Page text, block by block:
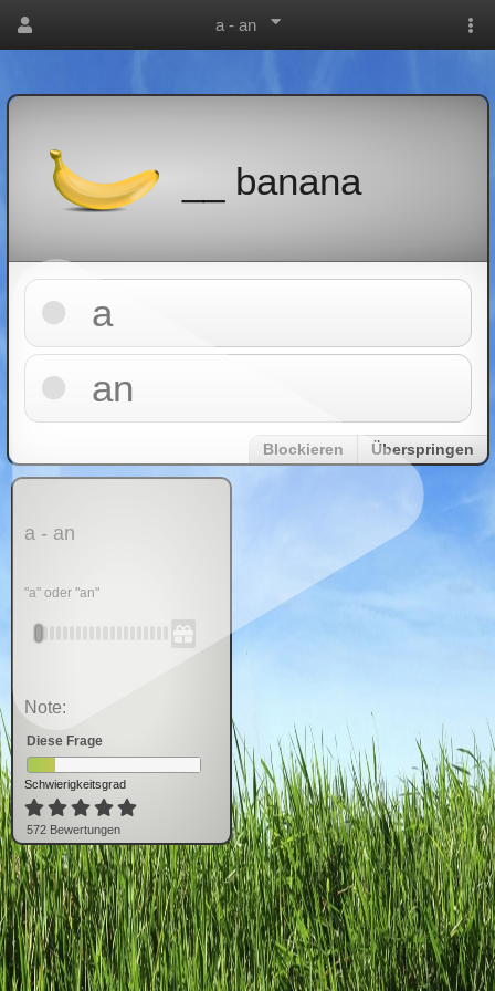
a - an
__ banana
a
an
Blockieren Überspringen
a - an
"a" oder "an"
Note:
Diese Frage
Schwierigkeitsgrad
572 Bewertungen